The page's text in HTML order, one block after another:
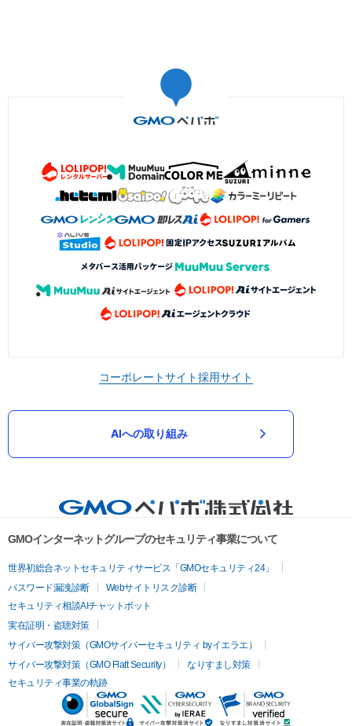
コーポレートサイト採用サイト
AIへの取り組み
GMOインターネットグループのセキュリティ事業について
世界初総合ネットセキュリティサービス「GMOセキュリティ24」
パスワード漏洩診断
Webサイトリスク診断
セキュリティ相談AIチャットボット
実在証明・盗聴対策
サイバー攻撃対策（GMOサイバーセキュリティ byイエラエ）
サイバー攻撃対策（GMO Flatt Security）
なりすまし対策
セキュリティ事業の軌跡